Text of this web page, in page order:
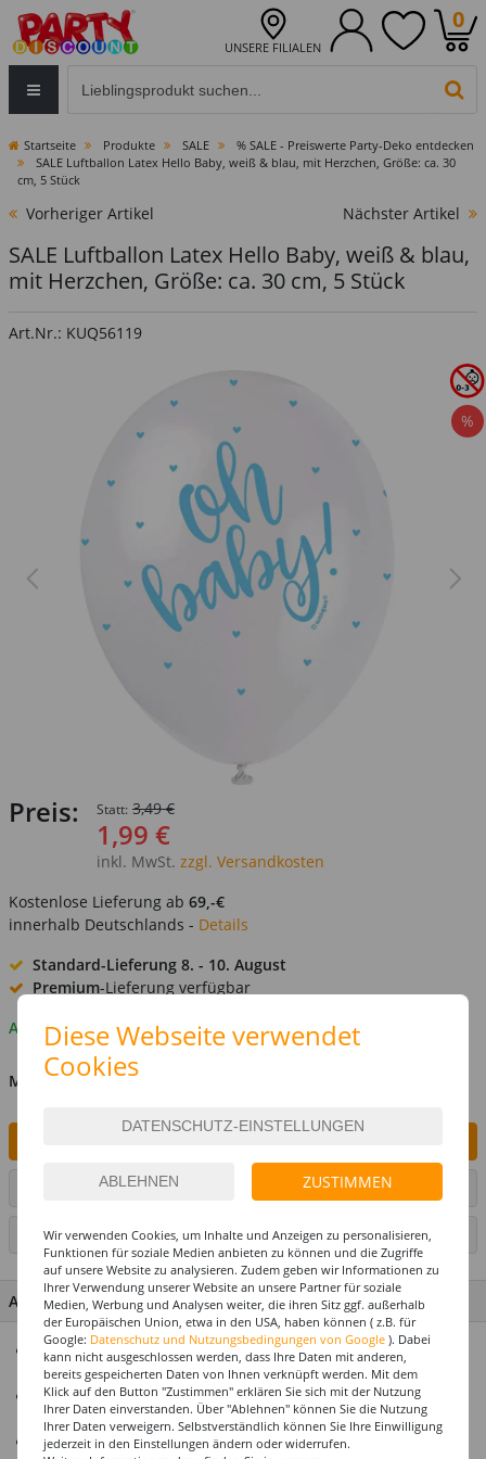
UNSERE FILIALEN
0
Startseite Produkte SALE
% SALE - Preiswerte Party-Deko entdecken
SALE Luftballon Latex Hello Baby, weiß & blau, mit Herzchen, Größe: ca. 30
cm, 5 Stück
Vorheriger Artikel Nächster Artikel
SALE Luftballon Latex Hello Baby, weiß & blau,
mit Herzchen, Größe: ca. 30 cm, 5 Stück
Art.Nr.: KUQ56119
%
Preis: Statt: 3,49 €
1,99 €
inkl. MwSt. zzgl. Versandkosten
Kostenlose Lieferung ab 69,-€
innerhalb Deutschlands - Details
Standard-Lieferung 8. - 10. August
Premium-Lieferung verfügbar
Auf Lager
MENGE
ARTIKEL AUF WUNSCHLISTE SETZEN
SEITE DRUCKEN
ARTIKEL MERKMALE & DETAILS
Alles für Ihre Fest- & Partydekoration aus dem Hause Party-
Discount
Erstklassige Qualität zu einem fairen Preis-
Leistungsverhältnis
Alle Artikel sind perfekt farblich aufeinander abgestimmt
Diese Webseite verwendet
Cookies
ZUSTIMMEN
Wir verwenden Cookies, um Inhalte und Anzeigen zu personalisieren,
Funktionen für soziale Medien anbieten zu können und die Zugriffe
auf unsere Website zu analysieren. Zudem geben wir Informationen zu
Ihrer Verwendung unserer Website an unsere Partner für soziale
Medien, Werbung und Analysen weiter, die ihren Sitz ggf. außerhalb
der Europäischen Union, etwa in den USA, haben können ( z.B. für
Google: Datenschutz und Nutzungsbedingungen von Google ). Dabei
kann nicht ausgeschlossen werden, dass Ihre Daten mit anderen,
bereits gespeicherten Daten von Ihnen verknüpft werden. Mit dem
Klick auf den Button "Zustimmen" erklären Sie sich mit der Nutzung
Ihrer Daten einverstanden. Über "Ablehnen" können Sie die Nutzung
Ihrer Daten verweigern. Selbstverständlich können Sie Ihre Einwilligung
jederzeit in den Einstellungen ändern oder widerrufen.